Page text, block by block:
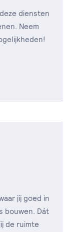
diensten
Neem
jij goed in
bouwen. Dát
de ruimte